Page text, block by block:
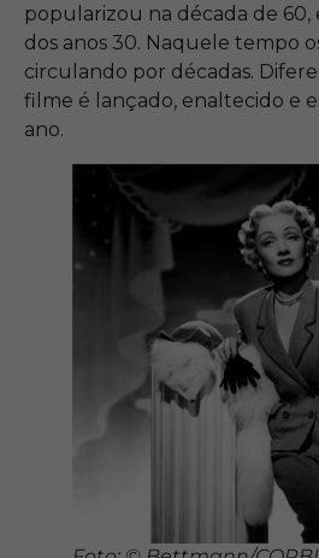
popularizou na década de 60,
dos anos 30. Naquele tempo
circulando por décadas.
filme é lançado, enaltecido e
ano.